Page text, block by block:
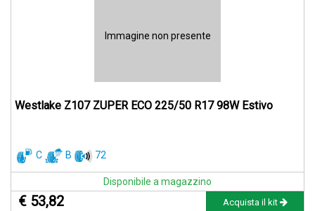
Immagine non presente
Westlake Z107 ZUPER ECO 225/50 R17 98W Estivo
C B 72
Disponibile a magazzino
€ 53,82 Acquista il kit